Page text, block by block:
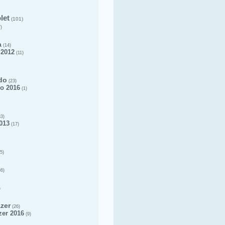
(101)
(14)
(11)
(23)
2016 (1)
(17)
(26)
2016 (9)